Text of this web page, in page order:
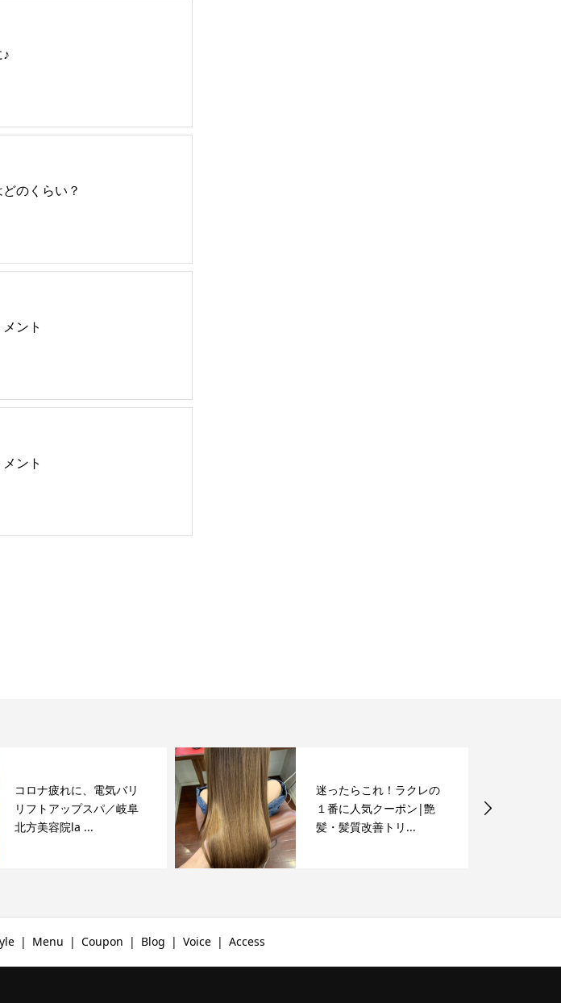
のくらい？
ント
ント
コロナ疲れに、電気バリ
リフトアップスパ／岐阜
北方美容院la ...
迷ったらこれ！ラクレの
１番に人気クーポン|艶
髪・髪質改善トリ...
Menu Coupon Blog Voice Access